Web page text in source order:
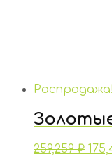
Распродажа!
259,259₽